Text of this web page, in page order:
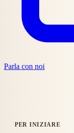
Parla con noi
PER INIZIARE